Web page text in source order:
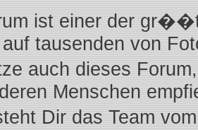
ist einer der
tausenden von
auch dieses
Menschen
Dir das Team